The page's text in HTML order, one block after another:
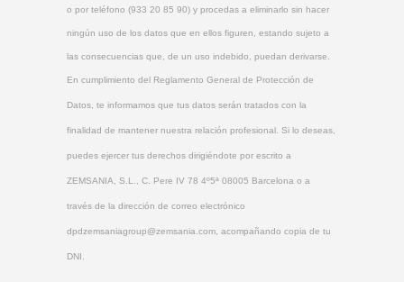
o por teléfono (933 20 85 90) y procedas a eliminarlo sin hacer
ningún uso de los datos que en ellos figuren, estando sujeto a
las consecuencias que, de un uso indebido, puedan derivarse.
En cumplimiento del Reglamento General de Protección de
Datos, te informamos que tus datos serán tratados con la
finalidad de mantener nuestra relación profesional. Si lo deseas,
puedes ejercer tus derechos dirigiéndote por escrito a
ZEMSANIA, S.L., C. Pere IV 78 4º5ª 08005 Barcelona o a
través de la dirección de correo electrónico
dpdzemsaniagroup@zemsania.com, acompañando copia de tu
DNI.